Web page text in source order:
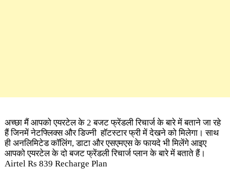
अच्छा मैं आपको एयरटेल के 2 बजट फ्रेंडली रिचार्ज के बारे में बताने जा रहे
हैं जिनमें नेटफ्लिक्स और डिज्नी हॉटस्टार फ्री में देखने को मिलेगा। साथ
ही अनलिमिटेड कॉलिंग, डाटा और एसएमएस के फायदे भी मिलेंगे आइए
आपको एयरटेल के दो बजट फ्रेंडली रिचार्ज प्लान के बारे में बताते हैं।
Airtel Rs 839 Recharge Plan